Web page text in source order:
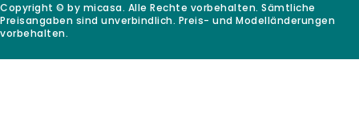
Copyright © by micasa. Alle Rechte vorbehalten. Sämtliche
Preisangaben sind unverbindlich. Preis- und Modelländerungen
vorbehalten.